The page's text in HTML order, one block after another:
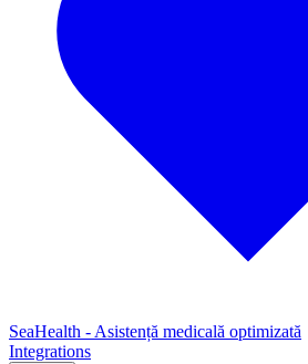
SeaHealth - Asistență medicală optimizată
Integrations